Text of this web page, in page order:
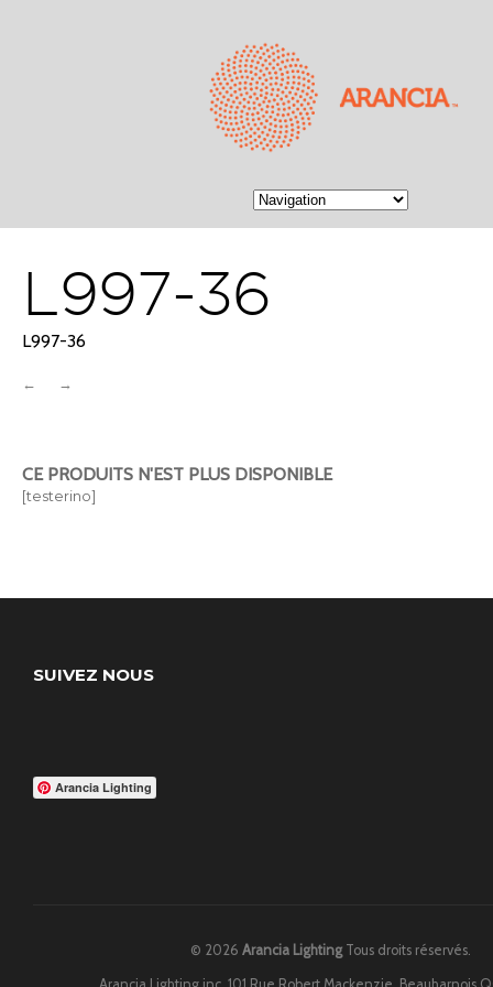
L997-36
L997-36
← →
CE PRODUITS N'EST PLUS DISPONIBLE
[testerino]
SUIVEZ NOUS
Arancia Lighting
© 2026 Arancia LightingTous droits réservés.